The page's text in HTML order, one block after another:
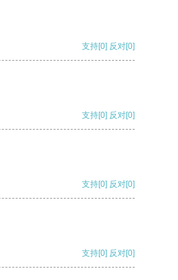
支持[0] 反对[0]
支持[0] 反对[0]
支持[0] 反对[0]
支持[0] 反对[0]